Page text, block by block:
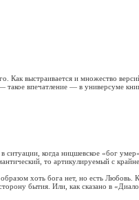
выстраивается и множество
впечатление — в универсуме
когда ницшевское «бог
то артикулируемый с
хоть бога нет, но есть Любовь.
бытия. Или, как сказано в